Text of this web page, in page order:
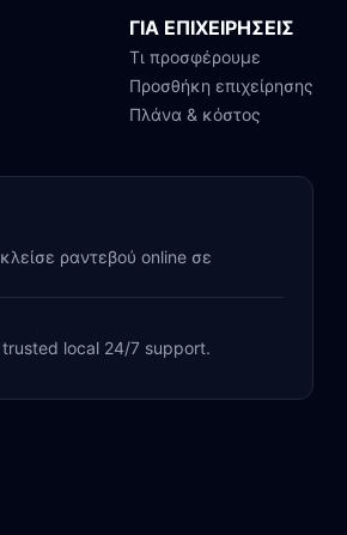
ΓΙΑ ΕΠΙΧΕΙΡΗΣΕΙΣ
Τι προσφέρουμε
Προσθήκη επιχείρησης
Πλάνα & κόστος
ραντεβού online σε
local 24/7 support.